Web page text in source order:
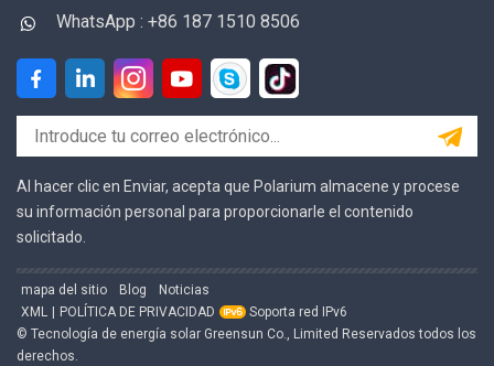
WhatsApp : +86 187 1510 8506
Al hacer clic en Enviar, acepta que Polarium almacene y procese
su información personal para proporcionarle el contenido
solicitado.
mapa del sitio Blog
Noticias
XML | POLÍTICA DE PRIVACIDAD
Soporta red IPv6
© Tecnología de energía solar Greensun Co., Limited Reservados todos los
derechos.